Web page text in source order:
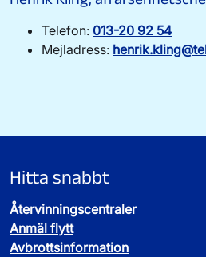
lämpligt att utreda.
Men även om ett område
översiktsplanen betyder det
automatiskt blir en vindpark.
energibehov.
Genom att vara noggranna
bättre beslut längre fram.
Telefon: 013-20 92 54
Mejladress:
Hitta snabbt
Återvinningscentraler
Anmäl flytt
Avbrottsinformation